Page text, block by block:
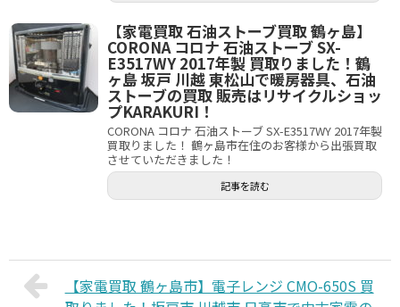
【家電買取 石油ストーブ買取 鶴ヶ島】
CORONA コロナ 石油ストーブ SX-
E3517WY 2017年製 買取りました！鶴
ヶ島 坂戸 川越 東松山で暖房器具、石油
ストーブの買取 販売はリサイクルショッ
プKARAKURI！
CORONA コロナ 石油ストーブ SX-E3517WY 2017年製
買取りました！ 鶴ヶ島市在住のお客様から出張買取
させていただきました！
記事を読む
【家電買取 鶴ヶ島市】電子レンジ CMO-650S 買